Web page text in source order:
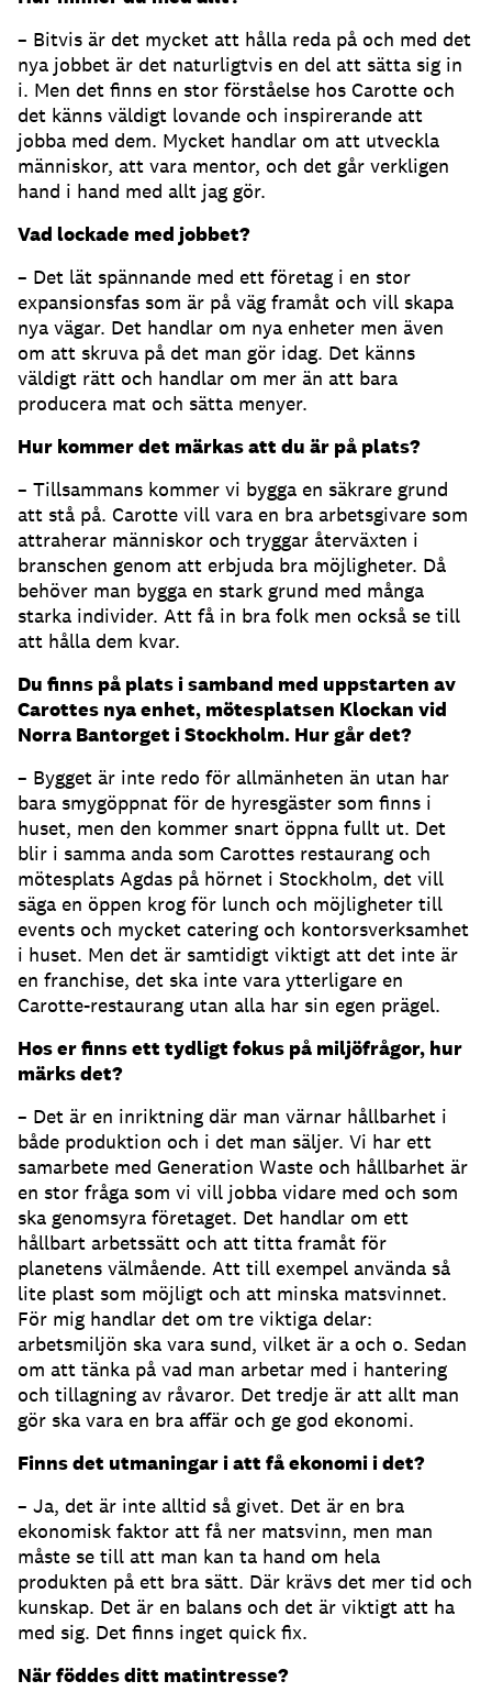
– Bitvis är det mycket att hålla reda på och med det
nya jobbet är det naturligtvis en del att sätta sig in
i. Men det finns en stor förståelse hos Carotte och
det känns väldigt lovande och inspirerande att
jobba med dem. Mycket handlar om att utveckla
människor, att vara mentor, och det går verkligen
hand i hand med allt jag gör.
Vad lockade med jobbet?
– Det lät spännande med ett företag i en stor
expansionsfas som är på väg framåt och vill skapa
nya vägar. Det handlar om nya enheter men även
om att skruva på det man gör idag. Det känns
väldigt rätt och handlar om mer än att bara
producera mat och sätta menyer.
Hur kommer det märkas att du är på plats?
– Tillsammans kommer vi bygga en säkrare grund
att stå på. Carotte vill vara en bra arbetsgivare som
attraherar människor och tryggar återväxten i
branschen genom att erbjuda bra möjligheter. Då
behöver man bygga en stark grund med många
starka individer. Att få in bra folk men också se till
att hålla dem kvar.
Du finns på plats i samband med uppstarten av
Carottes nya enhet, mötesplatsen Klockan vid
Norra Bantorget i Stockholm. Hur går det?
– Bygget är inte redo för allmänheten än utan har
bara smygöppnat för de hyresgäster som finns i
huset, men den kommer snart öppna fullt ut. Det
blir i samma anda som Carottes restaurang och
mötesplats Agdas på hörnet i Stockholm, det vill
säga en öppen krog för lunch och möjligheter till
events och mycket catering och kontorsverksamhet
i huset. Men det är samtidigt viktigt att det inte är
en franchise, det ska inte vara ytterligare en
Carotte-restaurang utan alla har sin egen prägel.
Hos er finns ett tydligt fokus på miljöfrågor, hur
märks det?
– Det är en inriktning där man värnar hållbarhet i
både produktion och i det man säljer. Vi har ett
samarbete med Generation Waste och hållbarhet är
en stor fråga som vi vill jobba vidare med och som
ska genomsyra företaget. Det handlar om ett
hållbart arbetssätt och att titta framåt för
planetens välmående. Att till exempel använda så
lite plast som möjligt och att minska matsvinnet.
För mig handlar det om tre viktiga delar:
arbetsmiljön ska vara sund, vilket är a och o. Sedan
om att tänka på vad man arbetar med i hantering
och tillagning av råvaror. Det tredje är att allt man
gör ska vara en bra affär och ge god ekonomi.
Finns det utmaningar i att få ekonomi i det?
– Ja, det är inte alltid så givet. Det är en bra
ekonomisk faktor att få ner matsvinn, men man
måste se till att man kan ta hand om hela
produkten på ett bra sätt. Där krävs det mer tid och
kunskap. Det är en balans och det är viktigt att ha
med sig. Det finns inget quick fix.
När föddes ditt matintresse?